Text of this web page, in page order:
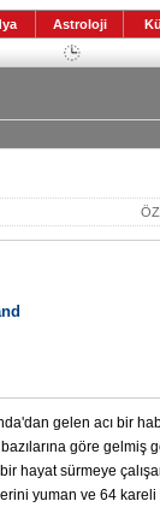
Astroloji
gelen acı bir
göre gelmiş
hayat sürmeye
yuman ve 64 kareli